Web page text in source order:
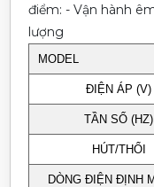
điểm: - Vận hành
lượng
MODEL
ĐIỆN ÁP (V)
TẦN SỐ (HZ)
HÚT/THỔI
DÒNG ĐIỆN ĐỊNH